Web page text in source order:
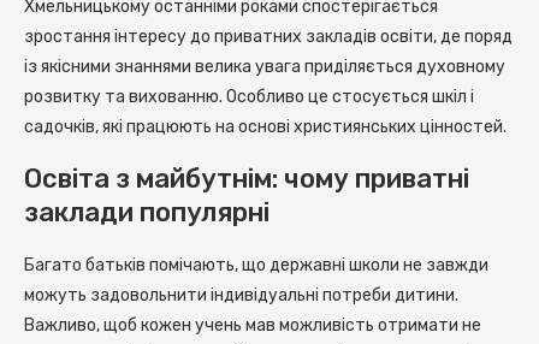
Хмельницькому останніми роками спостерігається
зростання інтересу до приватних закладів освіти, де поряд
із якісними знаннями велика увага приділяється духовному
розвитку та вихованню. Особливо це стосується шкіл і
садочків, які працюють на основі християнських цінностей.
Освіта з майбутнім: чому приватні
заклади популярні
Багато батьків помічають, що державні школи не завжди
можуть задовольнити індивідуальні потреби дитини.
Важливо, щоб кожен учень мав можливість отримати не